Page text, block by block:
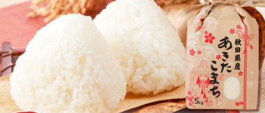
定期便 米(定期便) 《定期便5ヶ月》令和7年産 【白